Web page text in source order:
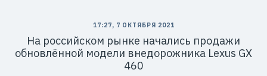
17:27, 7 ОКТЯБРЯ 2021
На российском рынке начались продажи
обновлённой модели внедорожника Lexus GX
460